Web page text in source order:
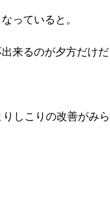
っていると。
来るのが夕方だけだ
しこりの改善がみ